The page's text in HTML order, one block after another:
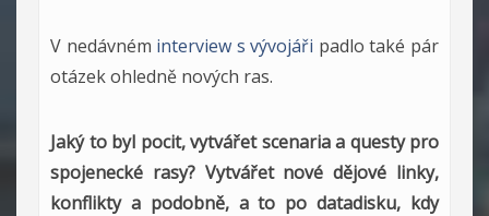
V nedávném interview s vývojáři padlo také pár
otázek ohledně nových ras.
Jaký to byl pocit, vytvářet scenaria a questy pro
spojenecké rasy? Vytvářet nové dějové linky,
konflikty a podobně, a to po datadisku, kdy